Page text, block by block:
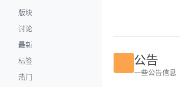
版块
讨论
最新
标签
热门
公告